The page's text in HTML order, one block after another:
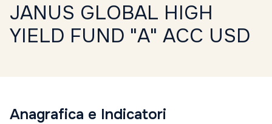
JANUS GLOBAL HIGH
YIELD FUND "A" ACC USD
Anagrafica e Indicatori